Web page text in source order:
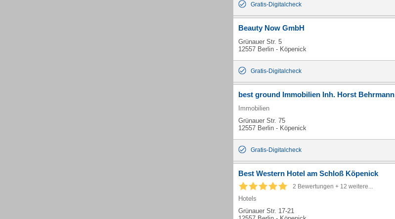
Gratis-Digitalcheck
Beauty Now GmbH
Grünauer Str. 5
12557 Berlin - Köpenick
Gratis-Digitalcheck
best ground Immobilien Inh. Horst Behrmann
Immobilien
Grünauer Str. 75
12557 Berlin - Köpenick
Gratis-Digitalcheck
Best Western Hotel am Schloß Köpenick
2 Bewertungen + 12 weitere...
Hotels
Grünauer Str. 17-21